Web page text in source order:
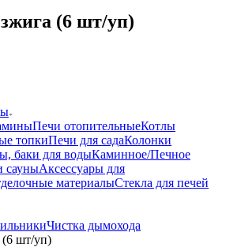
(6 шт/уп)
Печи отопительныеКотлы
топкиПечи для садаКолонки
баки для водыКаминное/Печное
сауныАксессуары для
материалыСтекла для печей
Чистка дымохода
(6 шт/уп)